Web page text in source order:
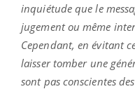
inquiétude que le
jugement ou même
Cependant, en évitant
laisser tomber une
sont pas conscientes